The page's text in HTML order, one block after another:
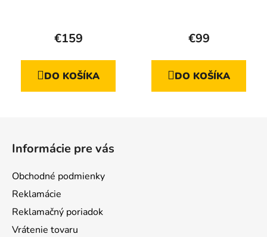
hodnotenie
je
5,0
€159
DO KOŠÍKA
€99
DO KOŠÍKA
Informácie pre vás
Obchodné podmienky
Reklamácie
Reklamačný poriadok
Vrátenie tovaru